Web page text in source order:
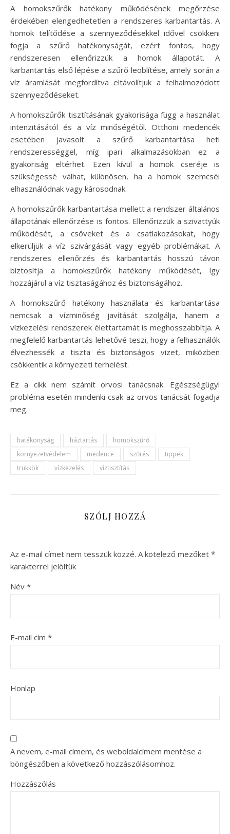
A homokszűrők hatékony működésének megőrzése
érdekében elengedhetetlen a rendszeres karbantartás. A
homok telítődése a szennyeződésekkel idővel csökkeni
fogja a szűrő hatékonyságát, ezért fontos, hogy
rendszeresen ellenőrizzük a homok állapotát. A
karbantartás első lépése a szűrő leöblítése, amely során a
víz áramlását megfordítva eltávolítjuk a felhalmozódott
szennyeződéseket.
A homokszűrők tisztításának gyakorisága függ a használat
intenzitásától és a víz minőségétől. Otthoni medencék
esetében javasolt a szűrő karbantartása heti
rendszerességgel, míg ipari alkalmazásokban ez a
gyakoriság eltérhet. Ezen kívül a homok cseréje is
szükségessé válhat, különösen, ha a homok szemcséi
elhasználódnak vagy károsodnak.
A homokszűrők karbantartása mellett a rendszer általános
állapotának ellenőrzése is fontos. Ellenőrizzük a szivattyúk
működését, a csöveket és a csatlakozásokat, hogy
elkerüljük a víz szivárgását vagy egyéb problémákat. A
rendszeres ellenőrzés és karbantartás hosszú távon
biztosítja a homokszűrők hatékony működését, így
hozzájárul a víz tisztaságához és biztonságához.
A homokszűrő hatékony használata és karbantartása
nemcsak a vízminőség javítását szolgálja, hanem a
vízkezelési rendszerek élettartamát is meghosszabbítja. A
megfelelő karbantartás lehetővé teszi, hogy a felhasználók
élvezhessék a tiszta és biztonságos vizet, miközben
csökkentik a környezeti terhelést.
Ez a cikk nem számít orvosi tanácsnak. Egészségügyi
probléma esetén mindenki csak az orvos tanácsát fogadja
meg.
hatékonyság háztartás
homokszűrő
környezetvédelem
medence szűrés
tippek
trükkök
vízkezelés víztisztítás
SZÓLJ HOZZÁ
Az e-mail címet nem tesszük közzé. A kötelező mezőket *
karakterrel jelöltük
Név *
E-mail cím *
Honlap
A nevem, e-mail címem, és weboldalcímem mentése a
böngészőben a következő hozzászólásomhoz.
Hozzászólás